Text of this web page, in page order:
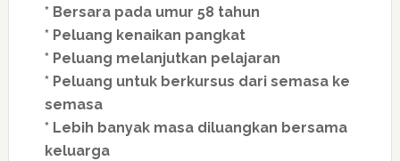
* Bersara pada umur 58 tahun
* Peluang kenaikan pangkat
* Peluang melanjutkan pelajaran
* Peluang untuk berkursus dari semasa ke
semasa
* Lebih banyak masa diluangkan bersama
keluarga